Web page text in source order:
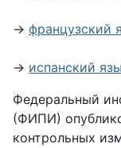
→ французский
→ испанский
Федеральный
(ФИПИ)
контрольных